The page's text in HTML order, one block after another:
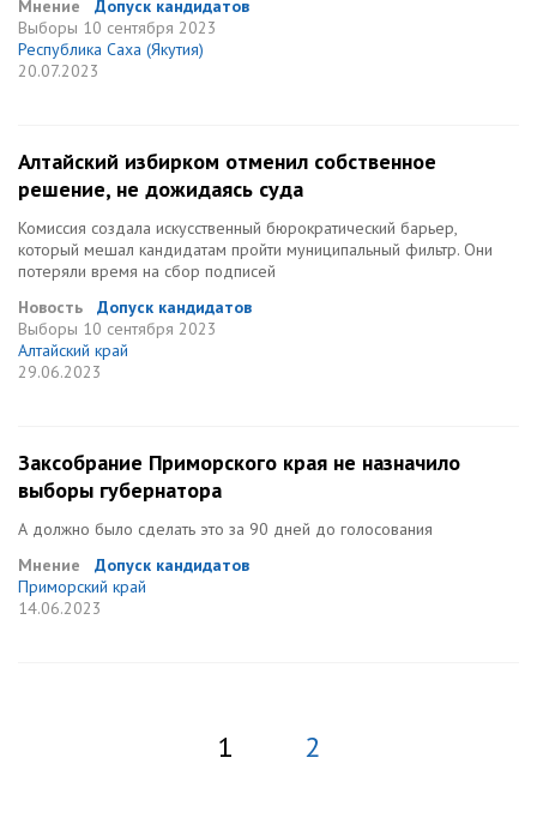
Мнение
Допуск кандидатов
Выборы 10 сентября 2023
Республика Саха (Якутия)
20.07.2023
Алтайский избирком отменил собственное
решение, не дожидаясь суда
Комиссия создала искусственный бюрократический барьер,
который мешал кандидатам пройти муниципальный фильтр. Они
потеряли время на сбор подписей
Новость
Допуск кандидатов
Выборы 10 сентября 2023
Алтайский край
29.06.2023
Заксобрание Приморского края не назначило
выборы губернатора
А должно было сделать это за 90 дней до голосования
Мнение
Допуск кандидатов
Приморский край
14.06.2023
1 2